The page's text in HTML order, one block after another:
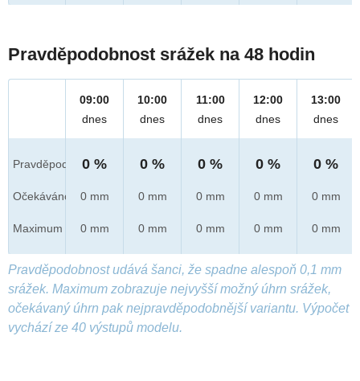
Pravděpodobnost srážek na 48 hodin
Pravděpod.
Očekáváno
Maximum
09:00
dnes
0 %
0 mm
0 mm
10:00
dnes
0 %
0 mm
0 mm
11:00
dnes
0 %
0 mm
0 mm
12:00
dnes
0 %
0 mm
0 mm
13:00
dnes
0 %
0 mm
0 mm
Pravděpodobnost udává šanci, že spadne alespoň 0,1 mm
srážek. Maximum zobrazuje nejvyšší možný úhrn srážek,
očekávaný úhrn pak nejpravděpodobnější variantu. Výpočet
vychází ze 40 výstupů modelu.